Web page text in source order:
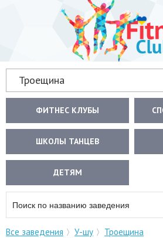
Троещина
ФИТНЕС КЛУБЫ
ШКОЛЫ ТАНЦЕВ
ДЕТЯМ
Все заведения У-шу Троещина